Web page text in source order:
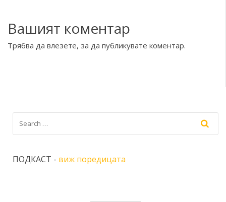
Вашият коментар
Трябва да влезете, за да публикувате коментар.
ПОДКАСТ - виж поредицата